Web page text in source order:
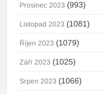
Prosinec 2023 (993)
Listopad 2023 (1081)
Říjen 2023 (1079)
Září 2023 (1025)
Srpen 2023 (1066)